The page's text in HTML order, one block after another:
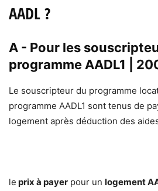
AADL ?
A - Pour les
programme AADL1 |
Le souscripteur du programme
programme AADL1 sont tenus de
logement après déduction des
le prix à payer pour un logement